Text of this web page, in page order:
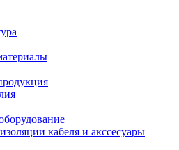
кабеля и акссесуары